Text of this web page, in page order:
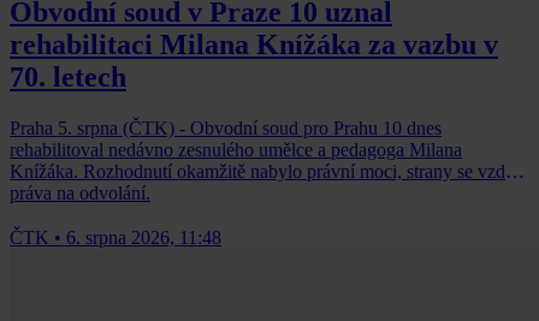
Obvodní soud v Praze 10 uznal
rehabilitaci Milana Knížáka za vazbu v
70. letech
Praha 5. srpna (ČTK) - Obvodní soud pro Prahu 10 dnes
rehabilitoval nedávno zesnulého umělce a pedagoga Milana
Knížáka. Rozhodnutí okamžitě nabylo právní moci, strany se vzdaly
práva na odvolání.
ČTK • 6. srpna 2026, 11:48